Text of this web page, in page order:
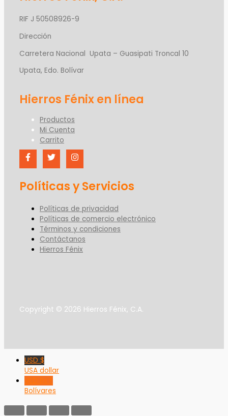
RIF J 50508926-9
Dirección
Carretera Nacional Upata – Guasipati Troncal 10
Upata, Edo. Bolívar
Productos
Mi Cuenta
Carrito
Políticas y Servicios
Políticas de privacidad
Políticas de comercio electrónico
Términos y condiciones
Contáctanos
Hierros Fénix
Copyright © 2026 Hierros Fénix, C.A.
USD $
USA dollar
VED Bs F
Bolívares